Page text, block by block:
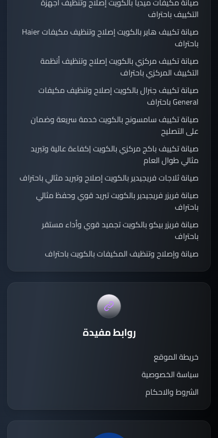
التكييف باحتراف
صيانة تكييف هاير بالكويت إصلاح وتنظيف مكيفات Haier
باحتراف
صيانة تكييف مركزي بالكويت إصلاح وتنظيف أنظمة
التكييف المركزي باحتراف
صيانة تكييف جنرال بالكويت إصلاح وتنظيف مكيفات
General باحتراف
صيانة تكييف سامسونج بالكويت خدمة سريعة وضمان
على التصليح
صيانة تكييف باكج مركزي بالكويت |كفاءة عالية وتبريد
مثالي طوال العام
صيانة ثلاجات فريجيدير بالكويت إصلاح وتبريد مثالي باحتراف
صيانة فريزر فريجيدير بالكويت تبريد قوي وحفظ مثالي
باحتراف
صيانة فريزر بيكو بالكويت تجميد قوي وأداء مستقر
باحتراف
صيانة وإصلاح وتنظيف المكيفات بالكويت باحتراف
روابط مفيدة
خريطة الموقع
سياسة الخصوصية
الشروط والاحكام